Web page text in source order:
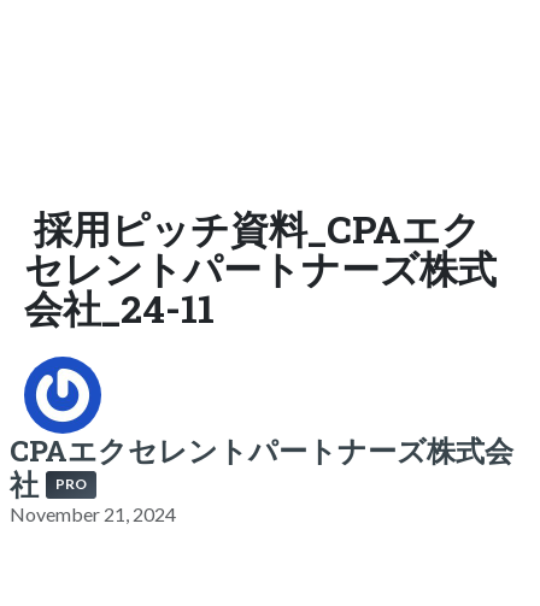
採用ピッチ資料_CPAエク
セレントパートナーズ株式
会社_24-11
CPAエクセレントパートナーズ株式会
社
PRO
November 21, 2024